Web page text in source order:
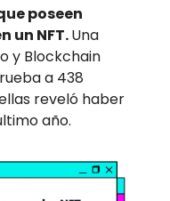
poseen
un NFT.Una
y Blockchain
a 438
reveló haber
año.